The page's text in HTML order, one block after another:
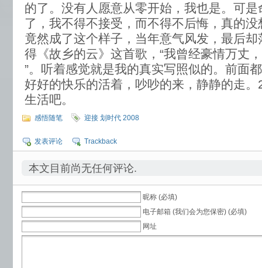
的了。没有人愿意从零开始，我也是。可
了，我不得不接受，而不得不后悔，真的
竟然成了这个样子，当年意气风发，最后
得《故乡的云》这首歌，“我曾经豪情万丈
”。听着感觉就是我的真实写照似的。前面
好好的快乐的活着，吵吵的来，静静的走
生活吧。
感悟随笔 迎接 划时代 2008
发表评论 Trackback
本文目前尚无任何评论.
昵称 (必填)
电子邮箱 (我们会为您保密) (必填)
网址